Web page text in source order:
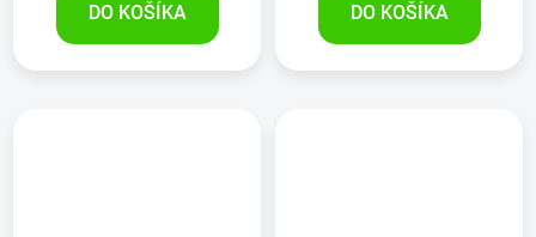
DO KOŠÍKA DO KOŠÍKA